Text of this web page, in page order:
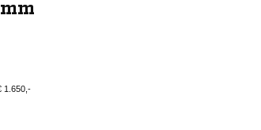
1.650,-